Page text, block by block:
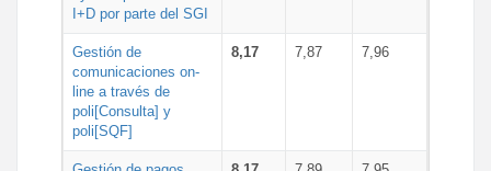
I+D por parte del SGI
Gestión de
comunicaciones on-
line a través de
poli[Consulta] y
poli[SQF]
8,17 7,87 7,96